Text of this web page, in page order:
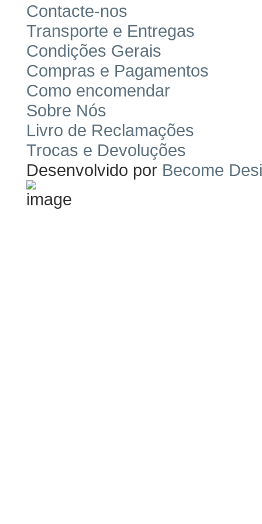
Contacte-nos
Transporte e Entregas
Condições Gerais
Compras e Pagamentos
Como encomendar
Sobre Nós
Livro de Reclamações
Trocas e Devoluções
Desenvolvido por Become